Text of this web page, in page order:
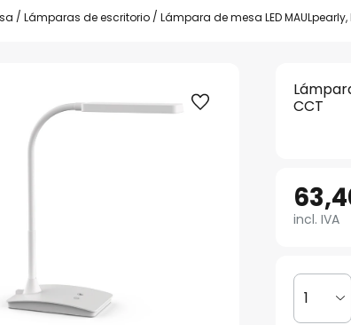
Lámparas de escritorio Lámpara de mesa LED
CCT
incl. IVA
1